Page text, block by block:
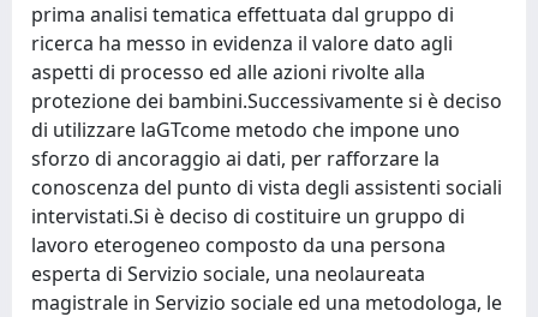
prima analisi tematica effettuata dal gruppo di
ricerca ha messo in evidenza il valore dato agli
aspetti di processo ed alle azioni rivolte alla
protezione dei bambini.Successivamente si è deciso
di utilizzare laGTcome metodo che impone uno
sforzo di ancoraggio ai dati, per rafforzare la
conoscenza del punto di vista degli assistenti sociali
intervistati.Si è deciso di costituire un gruppo di
lavoro eterogeneo composto da una persona
esperta di Servizio sociale, una neolaureata
magistrale in Servizio sociale ed una metodologa, le